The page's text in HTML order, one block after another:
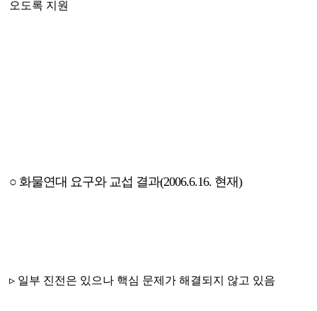
오도록 지원
○ 화물연대 요구와 교섭 결과(2006.6.16. 현재)
▹ 일부 진전은 있으나 핵심 문제가 해결되지 않고 있음